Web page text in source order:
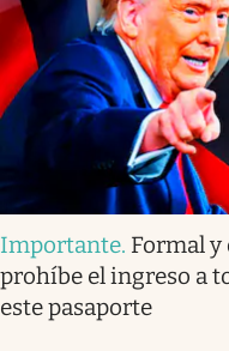
Importante. Formal
prohíbe el ingreso a
este pasaporte